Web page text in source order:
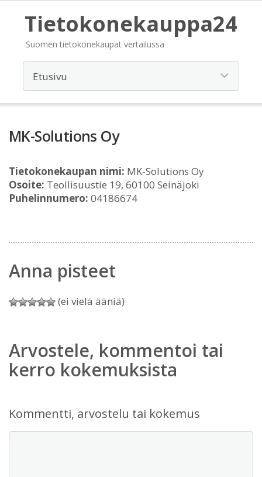
Tietokonekauppa24
Suomen tietokonekaupat vertailussa
MK-Solutions Oy
Tietokonekaupan nimi: MK-Solutions Oy
Osoite: Teollisuustie 19, 60100 Seinäjoki
Puhelinnumero: 04186674
Anna pisteet
(ei vielä ääniä)
Arvostele, kommentoi tai
kerro kokemuksista
Kommentti, arvostelu tai kokemus